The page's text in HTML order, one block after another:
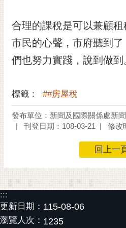
及
安
全
政
網
站
資
府
交
合理的課稅是可以兼顧租
市民的心聲，市府聽到
們也努力實踐，說到做到
標籤： ##房屋稅
發布單位：新聞及國際關係處新
刊登日期：108-03-21
修改
回上一
:::
更新日期： 115-08-06
瀏覽人次： 1235